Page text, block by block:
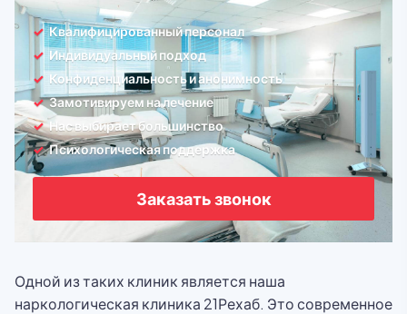
Квалифицированный персонал
Индивидуальный подход
Конфиденциальность и анонимность
Замотивируем на лечение
Нас выбирает большинство
Психологическая поддержка
Заказать звонок
Одной из таких клиник является наша
наркологическая клиника 21Рехаб. Это современное